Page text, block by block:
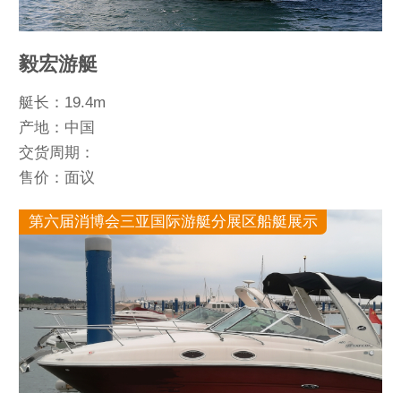
毅宏游艇
艇长：19.4m
产地：中国
交货周期：
售价：面议
第六届消博会三亚国际游艇分展区船艇展示